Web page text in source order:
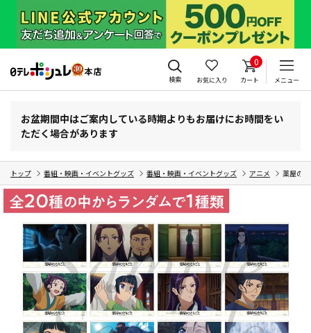
検索 お気に入り
0
カート メニュー
お盆期間中はご案内している時期よりもお届けにお時間をい
ただく場合があります
トップ 番組・映画・イベントグッズ 番組・映画・イベントグッズ アニメ 薬屋の